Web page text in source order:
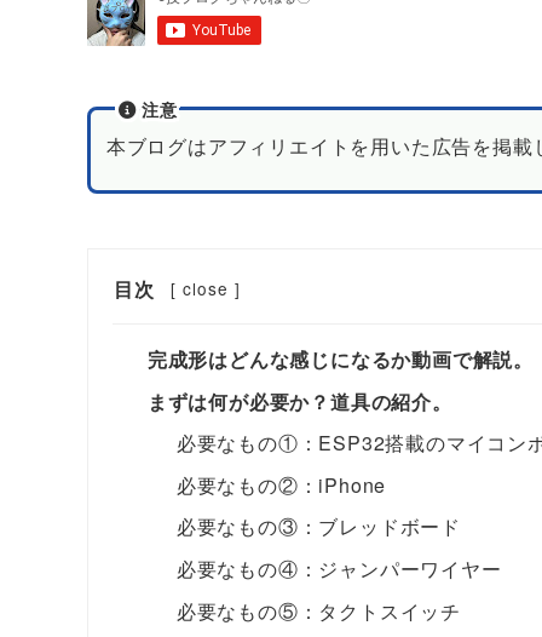
注意
本ブログはアフィリエイトを用いた広告を掲載
目次 [ close ]
完成形はどんな感じになるか動画で解説。
まずは何が必要か？道具の紹介。
必要なもの①：ESP32搭載のマイコン
必要なもの②：iPhone
必要なもの③：ブレッドボード
必要なもの④：ジャンパーワイヤー
必要なもの⑤：タクトスイッチ